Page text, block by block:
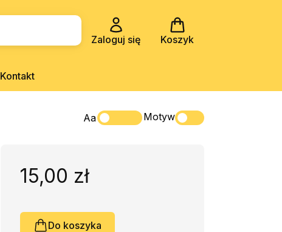
Zaloguj się Koszyk
Kontakt
Aa Motyw
15,00 zł
Do koszyka